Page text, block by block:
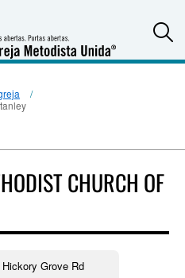
CHURCH OF
Hickory Grove Rd